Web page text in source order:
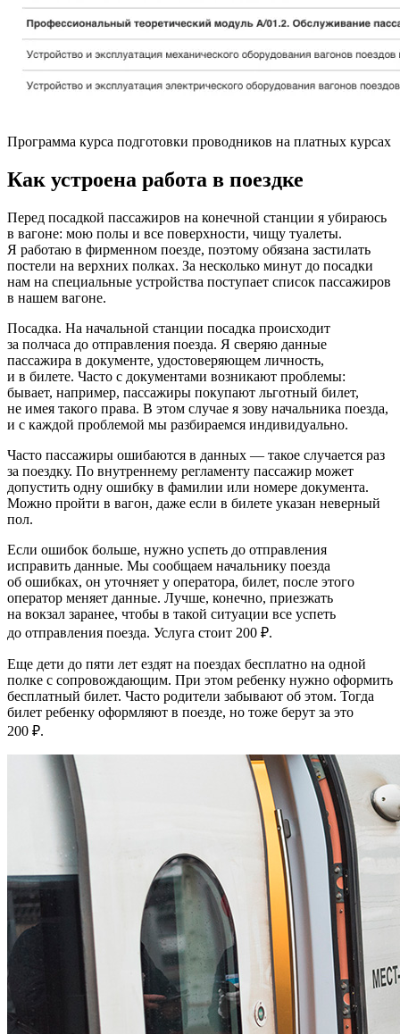
Программа курса подготовки проводников на платных курсах
Как устроена работа в поездке
Перед посадкой пассажиров на конечной станции я убираюсь
в вагоне: мою полы и все поверхности, чищу туалеты.
Я работаю в фирменном поезде, поэтому обязана застилать
постели на верхних полках. За несколько минут до посадки
нам на специальные устройства поступает список пассажиров
в нашем вагоне.
Посадка. На начальной станции посадка происходит
за полчаса до отправления поезда. Я сверяю данные
пассажира в документе, удостоверяющем личность,
и в билете. Часто с документами возникают проблемы:
бывает, например, пассажиры покупают льготный билет,
не имея такого права. В этом случае я зову начальника поезда,
и с каждой проблемой мы разбираемся индивидуально.
Часто пассажиры ошибаются в данных — такое случается раз
за поездку. По внутреннему регламенту пассажир может
допустить одну ошибку в фамилии или номере документа.
Можно пройти в вагон, даже если в билете указан неверный
пол.
Если ошибок больше, нужно успеть до отправления
исправить данные. Мы сообщаем начальнику поезда
об ошибках, он уточняет у оператора, билет, после этого
оператор меняет данные. Лучше, конечно, приезжать
на вокзал заранее, чтобы в такой ситуации все успеть
до отправления поезда. Услуга стоит 200 ₽.
Еще дети до пяти лет ездят на поездах бесплатно на одной
полке с сопровождающим. При этом ребенку нужно оформить
бесплатный билет. Часто родители забывают об этом. Тогда
билет ребенку оформляют в поезде, но тоже берут за это
200 ₽.